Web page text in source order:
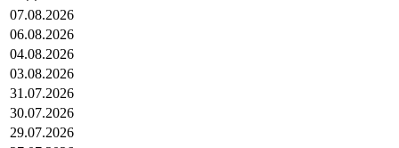
07.08.2026
06.08.2026
04.08.2026
03.08.2026
31.07.2026
30.07.2026
29.07.2026